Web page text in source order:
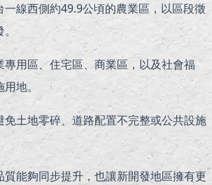
一線西側約49.9公頃的農業區，以區段徵
。
專用區、住宅區、商業區，以及社會福
地。
免土地零碎、道路配置不完整或公共設施
能夠同步提升，也讓新開發地區擁有更